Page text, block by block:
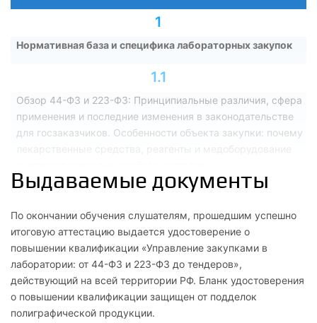
1
Нормативная база и специфика лабораторных закупок
1.1
Обзор 44-ФЗ и 223-ФЗ: Принципиальные различия, сфера
применения и последние изменения в законодательстве
для госзаказчиков. Особенности объекта закупки: почему
лекарственные средства, реагенты и медоборудование
Планирование и обоснование: формирование плана-
графика закупок с учетом сроков годности реагентов и
сезонности заболеваемости. Начальная максимальная
цена контракта (НМЦК): методы обоснования цены на
уникальное лабораторное оборудование и расходные
материалы
Выдаваемые документы
По окончании обучения слушателям, прошедшим успешно
итоговую аттестацию выдается удостоверение о
повышении квалификации «Управление закупками в
лаборатории: от 44-ФЗ и 223-ФЗ до тендеров»,
действующий на всей территории РФ. Бланк удостоверения
о повышении квалификации защищен от подделок
полиграфической продукции.